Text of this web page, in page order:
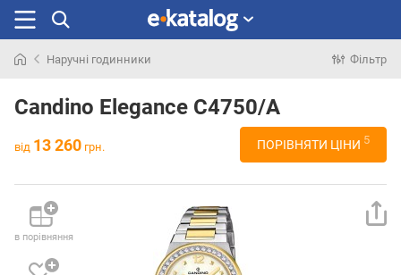
раніше
Наручні годинники Фільтр
Candino Elegance C4750/A
від 13 260 грн. ПОРІВНЯТИ ЦІНИ 5
в порівняння